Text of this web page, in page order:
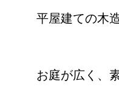
平屋建ての木
お庭が広く、